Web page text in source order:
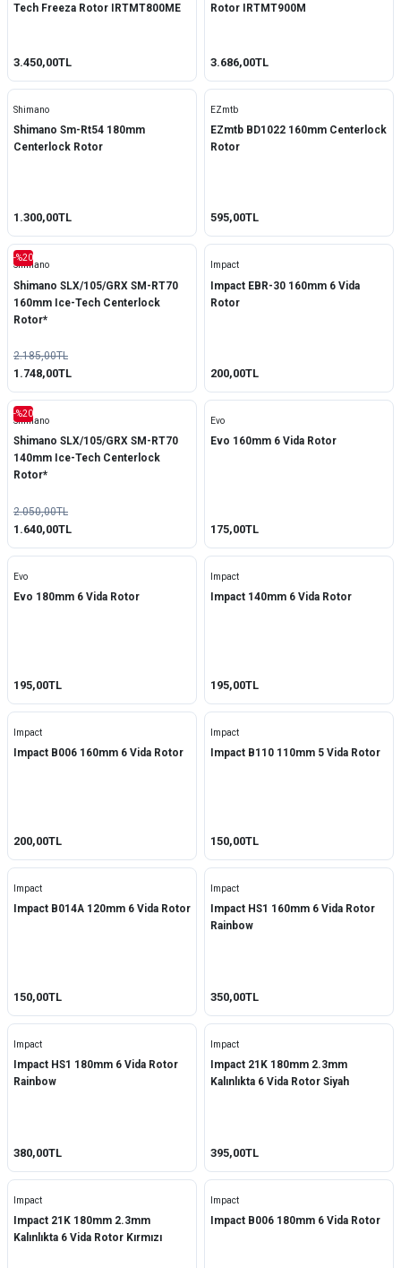
Tech Freeza Rotor IRTMT800ME
3.450,00TL
Rotor IRTMT900M
3.686,00TL
Shimano
Shimano Sm-Rt54 180mm
Centerlock Rotor
1.300,00TL
EZmtb
EZmtb BD1022 160mm Centerlock
Rotor
595,00TL
-%20
Shimano
Shimano SLX/105/GRX SM-RT70
160mm Ice-Tech Centerlock
Rotor*
2.185,00TL
1.748,00TL
Impact
Impact EBR-30 160mm 6 Vida
Rotor
200,00TL
-%20
Shimano
Shimano SLX/105/GRX SM-RT70
140mm Ice-Tech Centerlock
Rotor*
2.050,00TL
1.640,00TL
Evo
Evo 160mm 6 Vida Rotor
175,00TL
Evo
Evo 180mm 6 Vida Rotor
195,00TL
Impact
Impact 140mm 6 Vida Rotor
195,00TL
Impact
Impact B006 160mm 6 Vida Rotor
200,00TL
Impact
Impact B110 110mm 5 Vida Rotor
150,00TL
Impact
Impact B014A 120mm 6 Vida Rotor
150,00TL
Impact
Impact HS1 160mm 6 Vida Rotor
Rainbow
350,00TL
Impact
Impact HS1 180mm 6 Vida Rotor
Rainbow
380,00TL
Impact
Impact 21K 180mm 2.3mm
Kalınlıkta 6 Vida Rotor Siyah
395,00TL
Impact
Impact 21K 180mm 2.3mm
Kalınlıkta 6 Vida Rotor Kırmızı
Impact
Impact B006 180mm 6 Vida Rotor